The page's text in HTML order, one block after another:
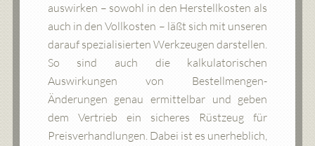
auswirken – sowohl in den Herstellkosten als
auch in den Vollkosten – läßt sich mit unseren
darauf spezialisierten Werkzeugen darstellen.
So sind auch die kalkulatorischen
Auswirkungen von Bestellmengen-
Änderungen genau ermittelbar und geben
dem Vertrieb ein sicheres Rüstzeug für
Preisverhandlungen. Dabei ist es unerheblich,